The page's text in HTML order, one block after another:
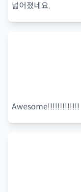
넓어졌네요.
Awesome!!!!!!!!!!!!!